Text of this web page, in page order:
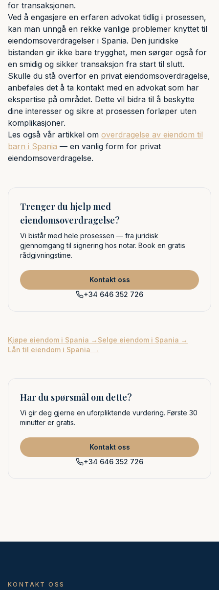
for transaksjonen.
Ved å engasjere en erfaren advokat tidlig i prosessen,
kan man unngå en rekke vanlige problemer knyttet til
eiendomsoverdragelser i Spania. Den juridiske
bistanden gir ikke bare trygghet, men sørger også for
en smidig og sikker transaksjon fra start til slutt.
Skulle du stå overfor en privat eiendomsoverdragelse,
anbefales det å ta kontakt med en advokat som har
ekspertise på området. Dette vil bidra til å beskytte
dine interesser og sikre at prosessen forløper uten
komplikasjoner.
Les også vår artikkel om overdragelse av eiendom til
barn i Spania — en vanlig form for privat
eiendomsoverdragelse.
Trenger du hjelp med
eiendomsoverdragelse?
Vi bistår med hele prosessen — fra juridisk
gjennomgang til signering hos notar. Book en gratis
rådgivningstime.
Kontakt oss
+34 646 352 726
Kjøpe eiendom i Spania → Selge eiendom i Spania →
Lån til eiendom i Spania →
Har du spørsmål om dette?
Vi gir deg gjerne en uforpliktende vurdering. Første 30
minutter er gratis.
Kontakt oss
+34 646 352 726
KONTAKT OSS